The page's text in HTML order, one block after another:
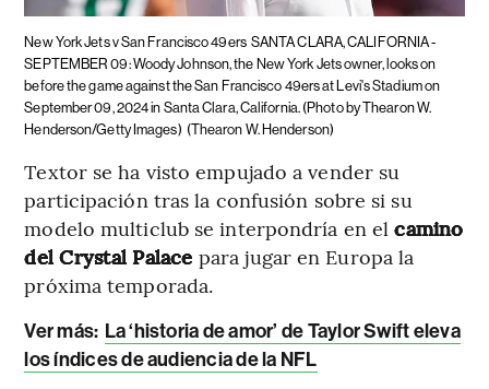
New York Jets v San Francisco 49ers SANTA CLARA, CALIFORNIA -
SEPTEMBER 09: Woody Johnson, the New York Jets owner, looks on
before the game against the San Francisco 49ers at Levi's Stadium on
September 09, 2024 in Santa Clara, California. (Photo by Thearon W.
Henderson/Getty Images) (Thearon W. Henderson)
Textor se ha visto empujado a vender su
participación tras la confusión sobre si su
modelo multiclub se interpondría en elcamino
del Crystal Palace para jugar en Europa la
próxima temporada.
Ver más: La ‘historia de amor’ de Taylor Swift eleva
los índices de audiencia de la NFL